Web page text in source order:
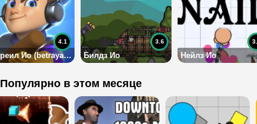
Бетреил Ио (betrayal io)
4.1
Билдз Ио
3.6
Нейлз Ио
Популярно в этом месяце